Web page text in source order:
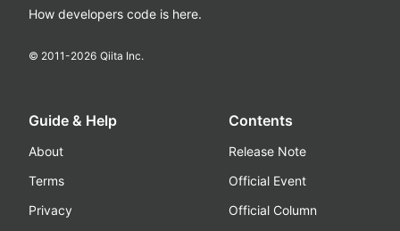
How developers code is here.
© 2011-2026 Qiita Inc.
Guide & Help
About
Terms
Privacy
Contents
Release Note
Official Event
Official Column